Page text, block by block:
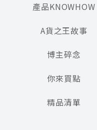
產品KNOWHOW
A貨之王故事
博主碎念
你來買點
精品清單